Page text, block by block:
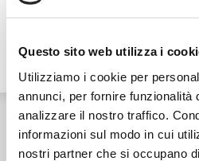
Questo sito web utilizza i
Utilizziamo i cookie per
annunci, per fornire funzionalità
analizzare il nostro traffico.
informazioni sul modo in cui
nostri partner che si occupano
Contatti Privacy